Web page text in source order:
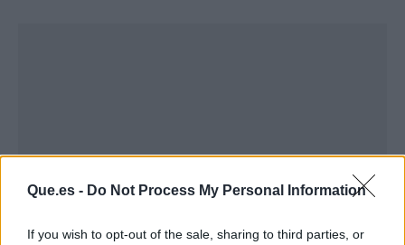
Que.es - Do Not Process My Personal Information
If you wish to opt-out of the sale, sharing to third parties, or